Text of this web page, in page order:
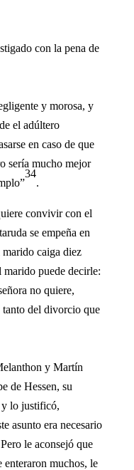
con la pena de
y morosa, y
el adúltero
en caso de que
sería mucho mejor
34
.
convivir con el
se empeña en
marido caiga diez
marido puede decirle:
no quiere,
tanto del divorcio que
y Martín
de Hessen, su
y lo justificó,
asunto era necesario
le aconsejó que
muchos, le